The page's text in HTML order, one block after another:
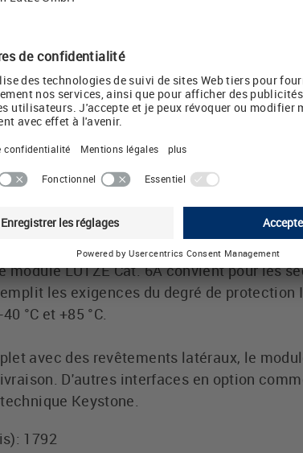
possible d'aligner sans problème
dans l'armoire de commande. Le
effectué en grande partie sans outil.
de module LÜTZE mise pour cela sur
In. Le support de module LÜTZE remplit
11801:2002 et EN 50173-1 avec un
plus de 750 cycles de couplage/découplage.
inclus
Cat. 6A de LÜTZE dispose d'une
tout risque d'encrassement de
module LÜTZE Cat. 6A convient pour les
les exigences du degré de protection
°C et +85 °C.
avec des revêtements latéraux, le
D'autres interfaces en option
Keystone.
1792